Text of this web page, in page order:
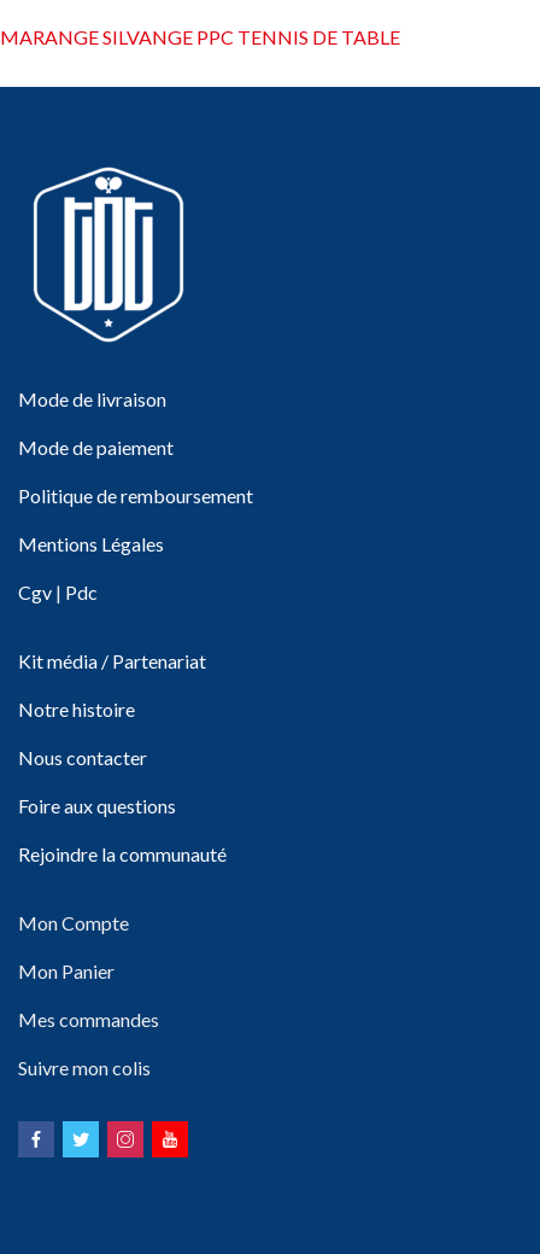
MARANGE SILVANGE PPC TENNIS DE TABLE
Mode de livraison
Mode de paiement
Politique de remboursement
Mentions Légales
Cgv | Pdc
Kit média / Partenariat
Notre histoire
Nous contacter
Foire aux questions
Rejoindre la communauté
Mon Compte
Mon Panier
Mes commandes
Suivre mon colis